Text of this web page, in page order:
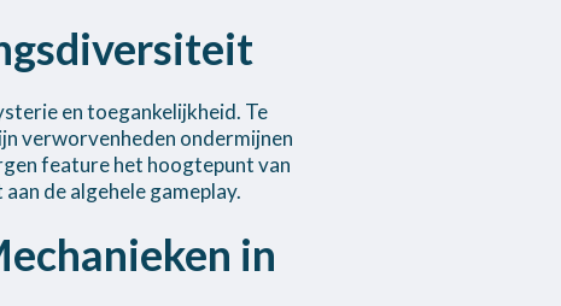
en toegankelijkheid. Te
verworvenheden ondermijnen
feature het hoogtepunt van
de algehele gameplay.
in